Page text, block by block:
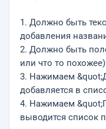
1. Должно быть
добавления
2. Должно быть
или что то
3. Нажимаем
добавляется в
4. Нажимаем
выводится список